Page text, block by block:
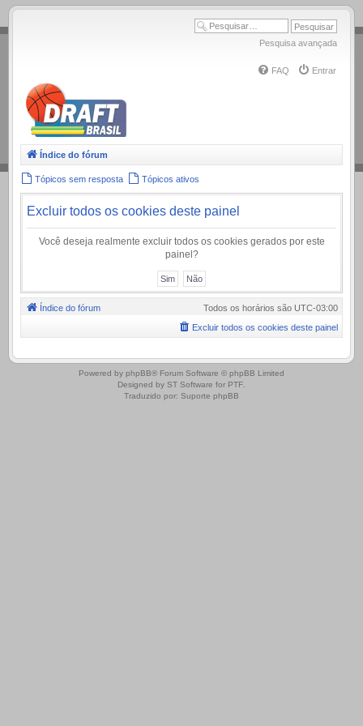
.
Pesquisa avançada
FAQ Entrar
Índice do fórum
Tópicos sem resposta Tópicos ativos
Excluir todos os cookies deste painel
Você deseja realmente excluir todos os cookies gerados por este
painel?
Índice do fórum Todos os horários são UTC-03:00
Excluir todos os cookies deste painel
.
Powered by phpBB® Forum Software © phpBB Limited
Designed by ST Software for PTF
Traduzido por: Suporte phpBB